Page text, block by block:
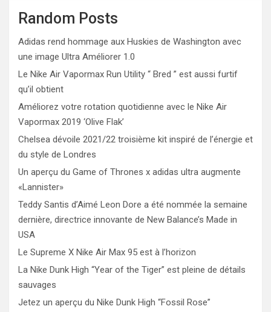
Random Posts
Adidas rend hommage aux Huskies de Washington avec
une image Ultra Améliorer 1.0
Le Nike Air Vapormax Run Utility “ Bred ” est aussi furtif
qu’il obtient
Améliorez votre rotation quotidienne avec le Nike Air
Vapormax 2019 ‘Olive Flak’
Chelsea dévoile 2021/22 troisième kit inspiré de l’énergie et
du style de Londres
Un aperçu du Game of Thrones x adidas ultra augmente
«Lannister»
Teddy Santis d’Aimé Leon Dore a été nommée la semaine
dernière, directrice innovante de New Balance’s Made in
USA
Le Supreme X Nike Air Max 95 est à l’horizon
La Nike Dunk High “Year of the Tiger” est pleine de détails
sauvages
Jetez un aperçu du Nike Dunk High “Fossil Rose”